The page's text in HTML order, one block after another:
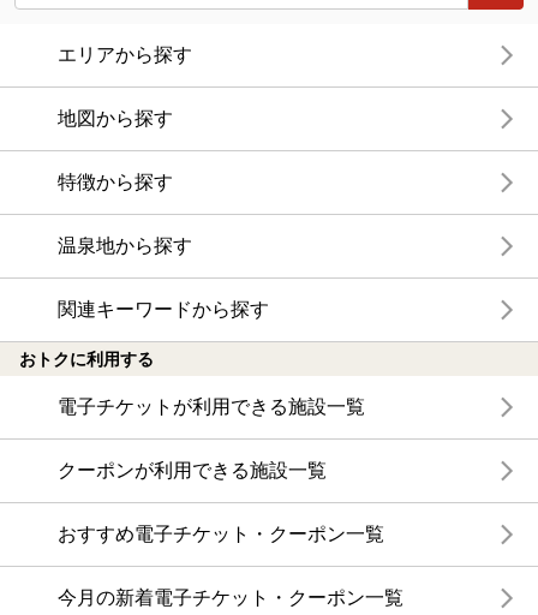
エリアから探す
地図から探す
特徴から探す
温泉地から探す
関連キーワードから探す
おトクに利用する
電子チケットが利用できる施設一覧
クーポンが利用できる施設一覧
おすすめ電子チケット・クーポン一覧
今月の新着電子チケット・クーポン一覧